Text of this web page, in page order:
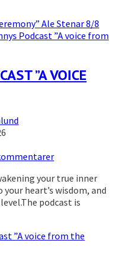
Ale Stenar 8/8
”A VOICE
your true inner
heart’s wisdom, and
podcast is
”A voice from the